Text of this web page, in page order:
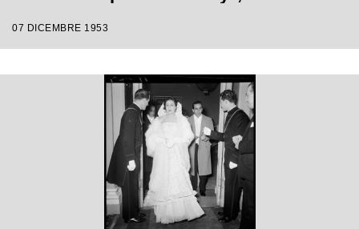
con la regia di Tatiana Pavlova
07 DICEMBRE 1953